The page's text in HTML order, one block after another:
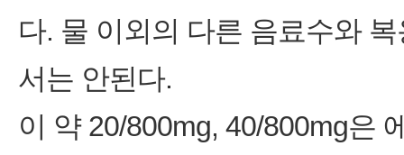
다. 물 이외의 다른 음료수와
서는 안된다.
이 약 20/800mg, 40/800mg은